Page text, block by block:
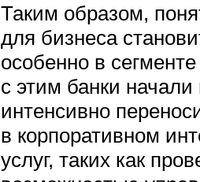
Таким образом,
для бизнеса
особенно в
с этим банки начали
интенсивно
в корпоративном
услуг, таких как